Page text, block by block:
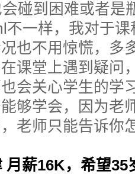
碰到困难或者是
不一样，我对于
也不用惊慌，多
课堂上遇到疑问
会关心学生的学
够学会，因为老
老师只能告诉你
月薪16K，希望